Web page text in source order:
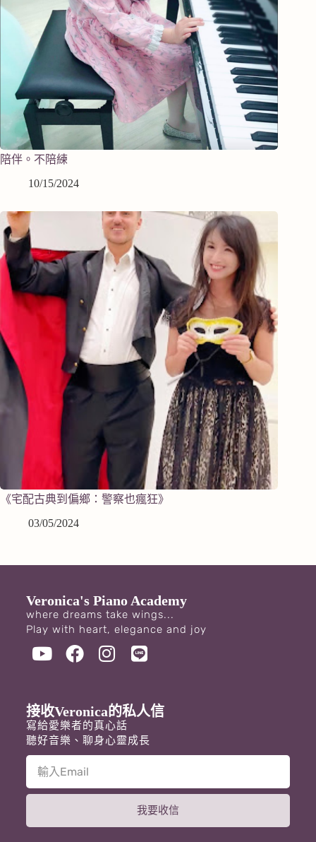
陪伴。不陪練
10/15/2024
《宅配古典到偏鄉：警察也瘋狂》
03/05/2024
Veronica's Piano Academy
where dreams take wings...
Play with heart, elegance and joy
接收Veronica的私人信
寫給愛樂者的真心話
聽好音樂、聊身心靈成長
我要收信